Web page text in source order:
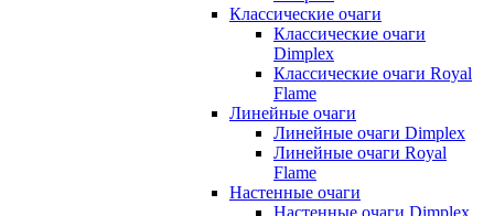
Классические очаги
Классические очаги
Dimplex
Классические очаги Royal
Flame
Линейные очаги
Линейные очаги Dimplex
Линейные очаги Royal
Flame
Настенные очаги
Настенные очаги Dimplex